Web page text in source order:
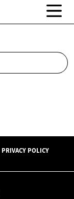
PRIVACY POLICY